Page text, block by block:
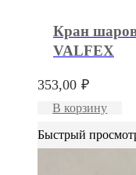
Кран
VALFEX
353,00 ₽
В корзину
Быстрый